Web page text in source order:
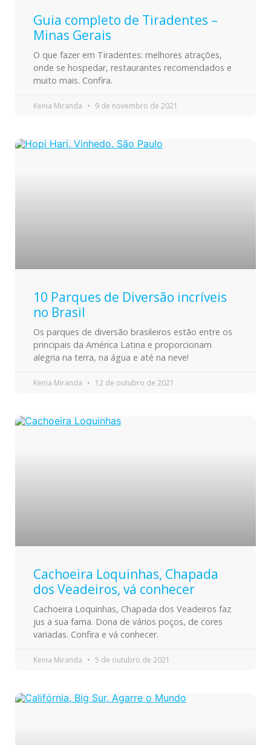
Guia completo de Tiradentes –
Minas Gerais
O que fazer em Tiradentes: melhores atrações,
onde se hospedar, restaurantes recomendados e
muito mais. Confira.
Kenia Miranda 9 de novembro de 2021
10 Parques de Diversão incríveis
no Brasil
Os parques de diversão brasileiros estão entre os
principais da América Latina e proporcionam
alegria na terra, na água e até na neve!
Kenia Miranda 12 de outubro de 2021
Cachoeira Loquinhas, Chapada
dos Veadeiros, vá conhecer
Cachoeira Loquinhas, Chapada dos Veadeiros faz
jus a sua fama. Dona de vários poços, de cores
variadas. Confira e vá conhecer.
Kenia Miranda 5 de outubro de 2021